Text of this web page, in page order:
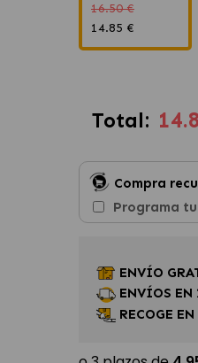
16.50 €
14.85 €
Total:
Compra
Programa
ENVÍO
ENVÍOS EN
RECOGE